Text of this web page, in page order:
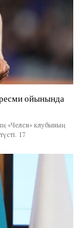
ойынында
«Челси» клубының
17